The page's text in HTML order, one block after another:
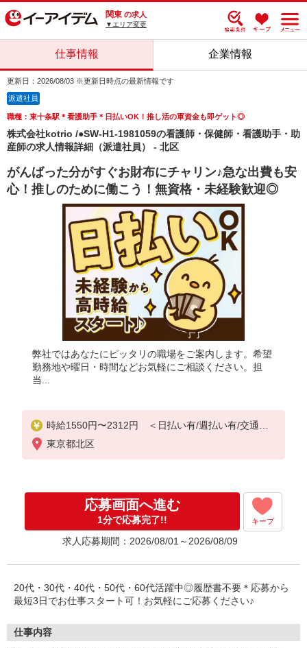
関東 の求人
▼エリア変更
仕事情報 企業情報
更新日：2026/08/03 ※更新日時点の最新情報です
派遣社員
職種：東十条駅＊看護助手＊日払いOK！推し活の軍資金も即ゲット◎
株式会社kotrio /●SW-H1-1981059の看護師・保健師・看護助手・助
産師の求人情報詳細（派遣社員） - 北区
がんばった分がすぐお財布にチャリン♪急な出費も安
心！推しのために働こう！無資格・未経験歓迎◎
弊社ではあなたにピッタリの職場をご案内します。希望
勤務地や曜日・時間などお気軽にご相談ください。担
当...
時給1550円〜2312円 ＜日払い有/週払い有/交通費
全支給(ガソリン代含む)＞
東京都北区
応募画面へ進む
1分で応募完了!! キープ
求人応募期間：2026/08/01～2026/08/09
20代・30代・40代・50代・60代活躍中◎履歴書不要＊応募から
最短3日でお仕事スタート可！お気軽にご応募ください♪
仕事内容